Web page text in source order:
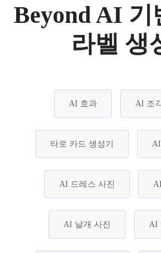
Beyond AI 기
라벨 생
AI 효과 AI 조
타로 카드 생성기
AI 드레스 사진
AI 날개 사진 AI